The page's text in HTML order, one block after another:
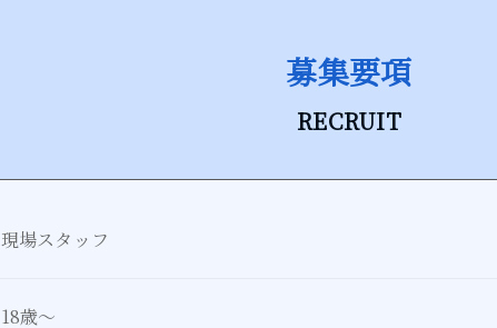
募集要項
RECRUIT
現場スタッフ
18歳～